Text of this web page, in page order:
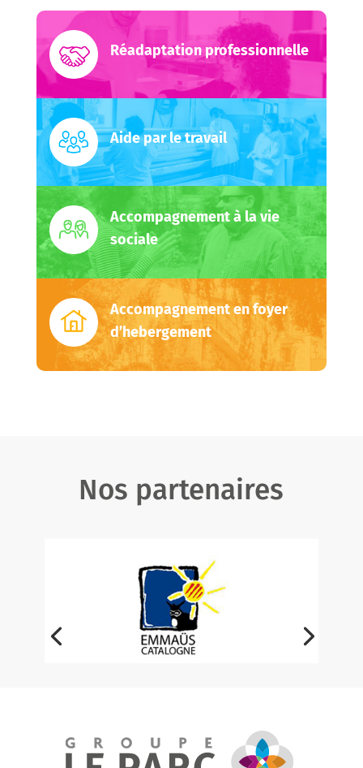
Réadaptation professionnelle
Aide par le travail
Accompagnement à la vie
sociale
Accompagnement en foyer
d’hebergement
Nos partenaires